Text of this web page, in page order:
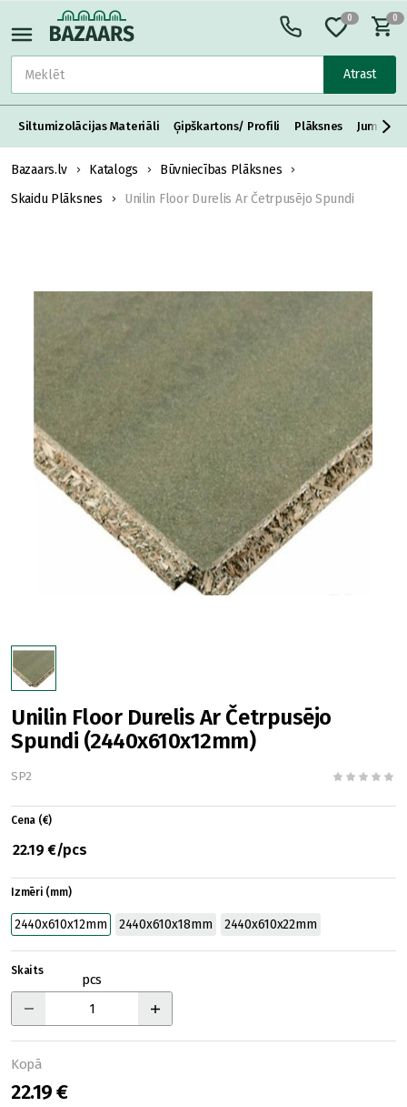
Atrast
0 0
Siltumizolācijas Materiāli Ģipškartons/ Profili Plāksnes Jumta
Bazaars.lv Katalogs
Būvniecības Plāksnes
Skaidu Plāksnes
Unilin Floor Durelis Ar Četrpusējo Spundi
Unilin Floor Durelis Ar Četrpusējo
Spundi (2440x610x12mm)
SP2
Cena (€)
22.19 €/pcs
Izmēri (mm)
2440x610x12mm 2440x610x18mm 2440x610x22mm
Skaits
pcs
Kopā
22.19 €